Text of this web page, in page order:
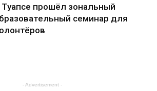
Туапсе прошёл зональный
семинар для
- Advertisement -